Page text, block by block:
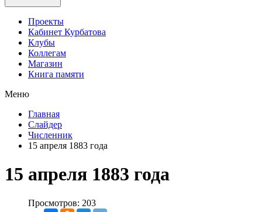
Проекты
Кабинет Курбатова
Клубы
Коллегам
Магазин
Книга памяти
Меню
Главная
Слайдер
Численник
15 апреля 1883 года
15 апреля 1883 года
Просмотров: 203